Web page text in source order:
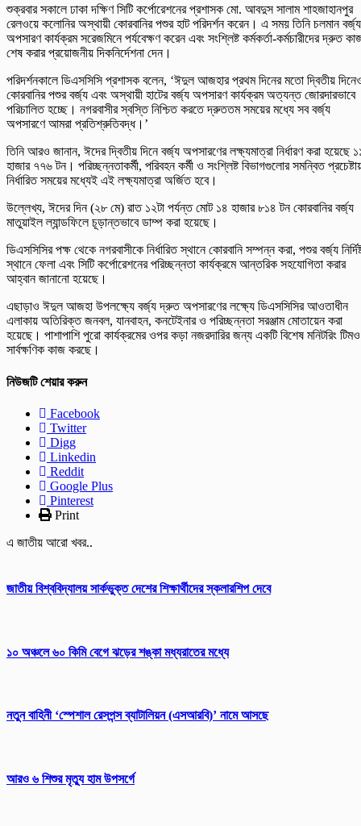
শুক্রবার সকালে ঢাকা দক্ষিণ সিটি কর্পোরেশনের প্রশাসক মো. আবদুস সালাম শাহজাহানপুর
রেলওয়ে কলোনির অস্থায়ী কোরবানির পশুর হাট পরিদর্শন করেন। এ সময় তিনি চলমান বর্জ্য
অপসারণ কার্যক্রম সরেজমিনে পর্যবেক্ষণ করেন এবং সংশ্লিষ্ট কর্মকর্তা-কর্মচারীদের দ্রুত
শেষ করার প্রয়োজনীয় দিকনির্দেশনা দেন।
পরিদর্শনকালে ডিএসসিসি প্রশাসক বলেন, ‘ঈদুল আজহার প্রথম দিনের মতো দ্বিতীয়
কোরবানির পশুর বর্জ্য এবং অস্থায়ী হাটের বর্জ্য অপসারণ কার্যক্রম অত্যন্ত জোরদারভাবে
পরিচালিত হচ্ছে। নগরবাসীর স্বস্তি নিশ্চিত করতে দ্রুততম সময়ের মধ্যে সব বর্জ্য
অপসারণে আমরা প্রতিশ্রুতিবদ্ধ।’
তিনি আরও জানান, ঈদের দ্বিতীয় দিনে বর্জ্য অপসারণের লক্ষ্যমাত্রা নির্ধারণ করা হয়েছে
হাজার ৭৭৬ টন। পরিচ্ছন্নতাকর্মী, পরিবহন কর্মী ও সংশ্লিষ্ট বিভাগগুলোর সমন্বিত
নির্ধারিত সময়ের মধ্যেই এই লক্ষ্যমাত্রা অর্জিত হবে।
উল্লেখ্য, ঈদের দিন (২৮ মে) রাত ১২টা পর্যন্ত মোট ১৪ হাজার ৮১৪ টন কোরবানির বর্জ্য
মাতুয়াইল ল্যান্ডফিলে চূড়ান্তভাবে ডাম্প করা হয়েছে।
ডিএসসিসির পক্ষ থেকে নগরবাসীকে নির্ধারিত স্থানে কোরবানি সম্পন্ন করা, পশুর বর্জ্য
স্থানে ফেলা এবং সিটি কর্পোরেশনের পরিচ্ছন্নতা কার্যক্রমে আন্তরিক সহযোগিতা করার
আহ্বান জানানো হয়েছে।
এছাড়াও ঈদুল আজহা উপলক্ষ্যে বর্জ্য দ্রুত অপসারণের লক্ষ্যে ডিএসসিসির আওতাধীন
এলাকায় অতিরিক্ত জনবল, যানবাহন, কনটেইনার ও পরিচ্ছন্নতা সরঞ্জাম মোতায়েন করা
হয়েছে। পাশাপাশি পুরো কার্যক্রমের ওপর কড়া নজরদারির জন্য একটি বিশেষ মনিটরিং টিমও
সার্বক্ষণিক কাজ করছে।
নিউজটি শেয়ার করুন
Facebook
Twitter
Digg
Linkedin
Reddit
Google Plus
Pinterest
Print
এ জাতীয় আরো খবর..
জাতীয় বিশ্ববিদ্যালয় সার্কভুক্ত দেশের শিক্ষার্থীদের স্কলারশিপ দেবে
১০ অঞ্চলে ৬০ কিমি বেগে ঝড়ের শঙ্কা মধ্যরাতের মধ্যে
নতুন বাহিনী ‘স্পেশাল রেসপন্স ব্যাটালিয়ন (এসআরবি)’ নামে আসছে
আরও ৬ শিশুর মৃত্যু হাম উপসর্গে